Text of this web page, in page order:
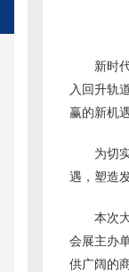
新时
入回升轨
赢的新机
为切
遇，塑造
本次
会展主办
供广阔的